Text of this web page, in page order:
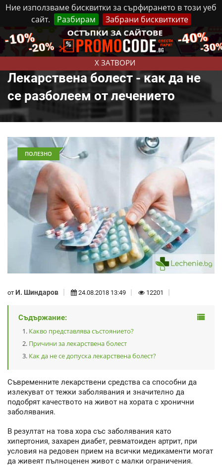
Ние използваме бисквитки за сърфирането в този уеб
сайт.
Разбирам Забрани бисквитките
X ЗАТВОРИ
Петък, 7 Август, 2026 Реклама Контакти
Лекарствена болест - как да не
се разболеем от лечението
ПОЛЕЗНО
от И. Шиндаров 24.08.2018 13:49 12201
Съдържание:
Какво представлява състоянието?
Причини за лекарствена болест
Как да не се допуска лекарствена болест?
Съвременните лекарствени средства са способни да
излекуват от тежки заболявания и значително да
подобрят качеството на живот на хората с хронични
заболявания.
В резултат на това хора със заболявания като
хипертония, захарен диабет, ревматоиден артрит, при
условия на редовен прием на всички медикаменти могат
да живеят пълноценен живот с малки ограничения.